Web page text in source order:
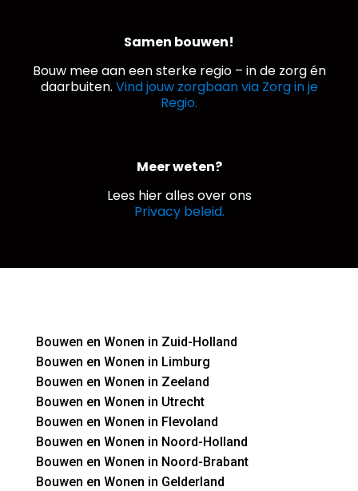
Samen bouwen!
Bouw mee aan een sterke regio – in de zorg én
daarbuiten. Vind jouw zorgbaan via Zorg in je
Regio.
Meer weten?
Lees hier alles over ons
Privacy beleid.
Bouwen en Wonen in Zuid-Holland
Bouwen en Wonen in Limburg
Bouwen en Wonen in Zeeland
Bouwen en Wonen in Utrecht
Bouwen en Wonen in Flevoland
Bouwen en Wonen in Noord-Holland
Bouwen en Wonen in Noord-Brabant
Bouwen en Wonen in Gelderland